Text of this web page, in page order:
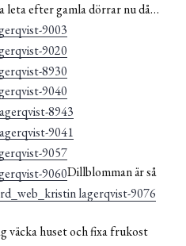
leta efter gamla dörrar nu då…
Dillblomman är så
väcka huset och fixa frukost